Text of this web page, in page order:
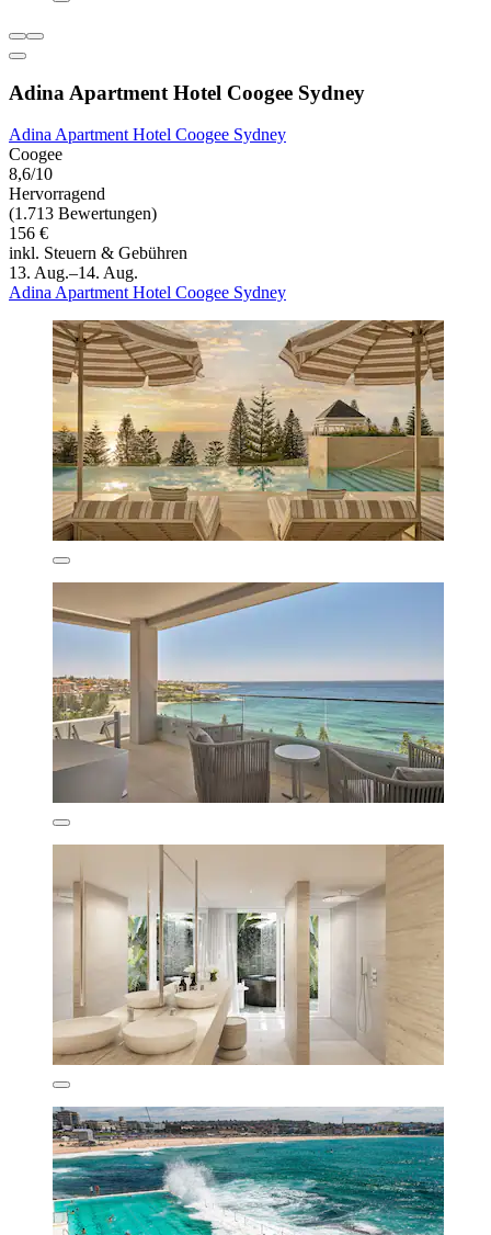
Adina Apartment Hotel Coogee Sydney
Adina Apartment Hotel Coogee Sydney
Coogee
8,6/10
Hervorragend
(1.713 Bewertungen)
156 €
inkl. Steuern & Gebühren
13. Aug.–14. Aug.
Adina Apartment Hotel Coogee Sydney